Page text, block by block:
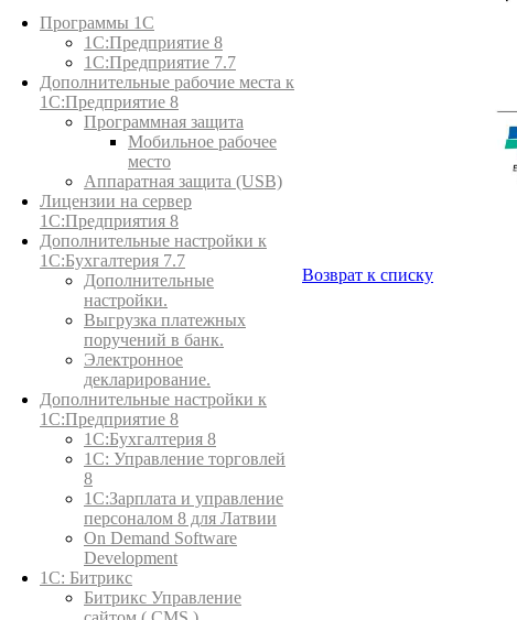
Программы 1С
1С:Предприятие 8
1С:Предприятие 7.7
Дополнительные рабочие места к
1С:Предприятие 8
Программная защита
Мобильное рабочее
место
Аппаратная защита (USB)
Лицензии на сервер
1С:Предприятия 8
Дополнительные настройки к
1С:Бухгалтерия 7.7
Дополнительные
настройки.
Выгрузка платежных
поручений в банк.
Электронное
декларирование.
Дополнительные настройки к
1С:Предприятие 8
1С:Бухгалтерия 8
1C: Управление торговлей
8
1С:Зарплата и управление
персоналом 8 для Латвии
On Demand Software
Development
1С: Битрикс
Битрикс Управление
Возврат к списку